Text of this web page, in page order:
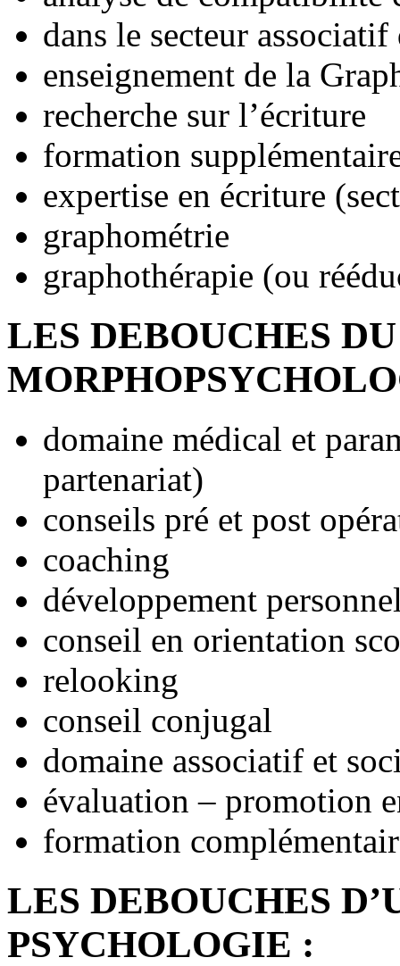
dans le secteur
enseignement de la
recherche sur l’écriture
formation
expertise en écriture
graphométrie
graphothérapie (ou
LES DEBOUCHES
domaine médical et
partenariat)
conseils pré et post
coaching
développement
conseil en orientation
relooking
conseil conjugal
domaine associatif et
évaluation – promotion
formation
LES DEBOUCHES
PSYCHOLOGIE :